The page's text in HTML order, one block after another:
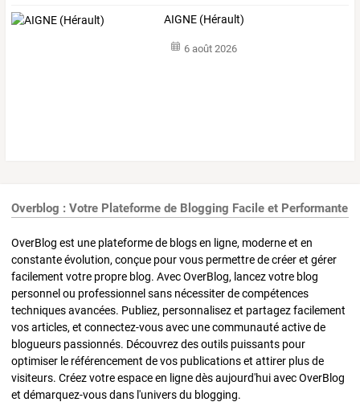
AIGNE (Hérault)
6 août 2026
Overblog : Votre Plateforme de Blogging Facile et Performante
OverBlog est une plateforme de blogs en ligne, moderne et en
constante évolution, conçue pour vous permettre de créer et gérer
facilement votre propre blog. Avec OverBlog, lancez votre blog
personnel ou professionnel sans nécessiter de compétences
techniques avancées. Publiez, personnalisez et partagez facilement
vos articles, et connectez-vous avec une communauté active de
blogueurs passionnés. Découvrez des outils puissants pour
optimiser le référencement de vos publications et attirer plus de
visiteurs. Créez votre espace en ligne dès aujourd'hui avec OverBlog
et démarquez-vous dans l'univers du blogging.